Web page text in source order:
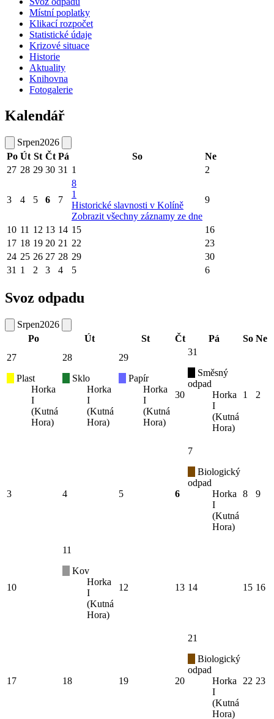
Místní poplatky
Klikací rozpočet
Statistické údaje
Krizové situace
Historie
Aktuality
Knihovna
Fotogalerie
Kalendář
Srpen2026
Po Út St Čt Pá So
Ne
27 28 29 30 31 1 2
3 4 5 6 7
8
1
Historické slavnosti v Kolíně
Zobrazit všechny záznamy ze dne
9
10 11 12 13 14 15
16
17 18 19 20 21 22
23
24 25 26 27 28 29
30
31 1 2 3 4 5 6
Svoz odpadu
Srpen2026
Po
Út St Čt Pá So Ne
27
Plast
Horka
I
(Kutná
Hora)
28
Sklo
Horka
I
(Kutná
Hora)
29
Papír
Horka
I
(Kutná
Hora)
30
31
Směsný
odpad
Horka
I
(Kutná
Hora)
1 2
3 4 5 6
7
Biologický
odpad
Horka
I
(Kutná
Hora)
8 9
10
11
Kov
Horka
I
(Kutná
Hora)
12 13 14 15 16
17 18 19 20
21
Biologický
odpad
Horka
I
(Kutná
Hora)
22 23